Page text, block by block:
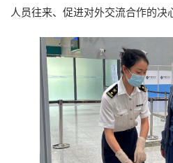
人员往来、促进对外交流合作的决